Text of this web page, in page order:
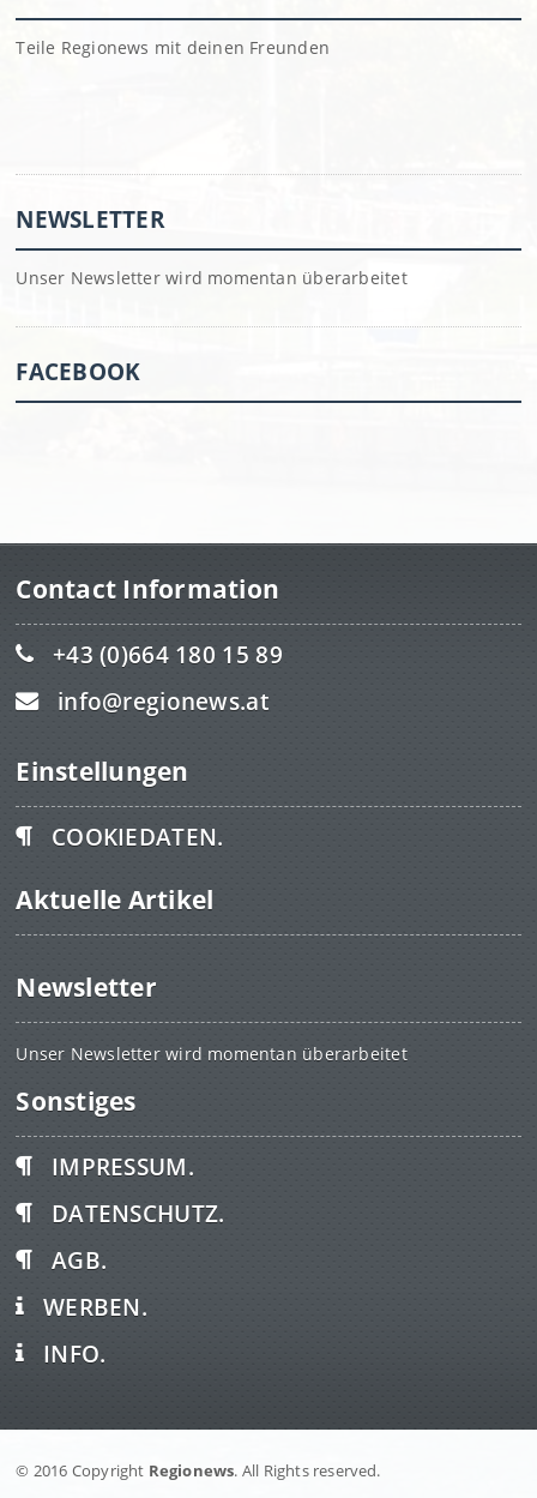
Teile Regionews mit deinen Freunden
NEWSLETTER
Unser Newsletter wird momentan überarbeitet
FACEBOOK
Contact Information
+43 (0)664 180 15 89
info@regionews.at
Einstellungen
COOKIEDATEN.
Aktuelle Artikel
Newsletter
Unser Newsletter wird momentan überarbeitet
Sonstiges
IMPRESSUM.
DATENSCHUTZ.
AGB.
WERBEN.
INFO.
© 2016 Copyright Regionews. All Rights reserved.